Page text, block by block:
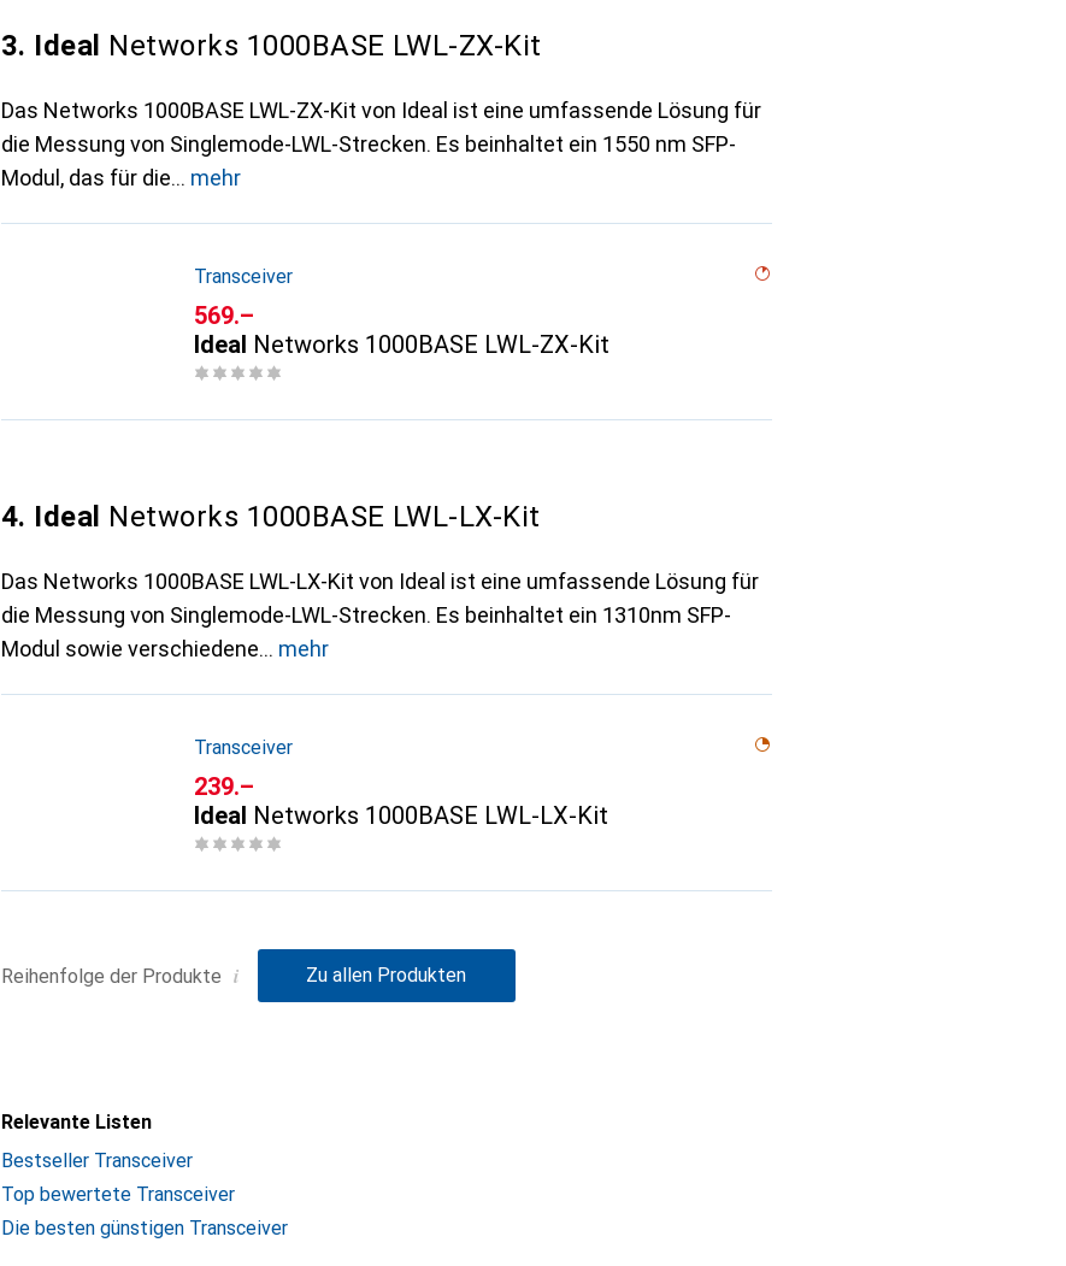
3. Ideal Networks 1000BASE LWL-ZX-Kit
Das Networks 1000BASE LWL-ZX-Kit von Ideal ist eine umfassende Lösung für
die Messung von Singlemode-LWL-Strecken. Es beinhaltet ein 1550 nm SFP-
Modul, das für die
mehr
Transceiver
CHF
569.–
Ideal Networks 1000BASE LWL-ZX-Kit
4. Ideal Networks 1000BASE LWL-LX-Kit
Das Networks 1000BASE LWL-LX-Kit von Ideal ist eine umfassende Lösung für
die Messung von Singlemode-LWL-Strecken. Es beinhaltet ein 1310nm SFP-
Modul sowie verschiedene
mehr
Transceiver
CHF
239.–
Ideal Networks 1000BASE LWL-LX-Kit
Reihenfolge der Produkte i Zu allen Produkten
Relevante Listen
Bestseller Transceiver
Top bewertete Transceiver
Die besten günstigen Transceiver